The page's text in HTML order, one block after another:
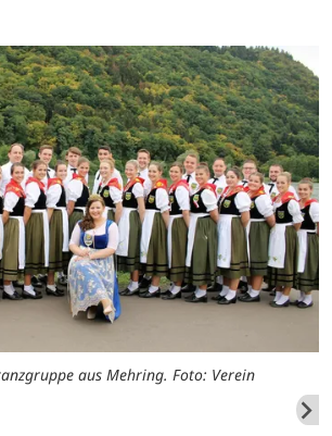
aus Mehring. Foto: Verein